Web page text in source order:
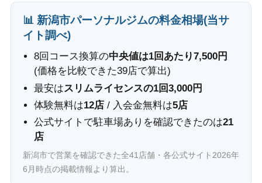
📊 新潟市パーソナルジムの料金相場(当サ
イト調べ)
8回コース換算の中央値は1回あたり7,500円
(価格を比較できた39店で算出)
最安はスリムライセンスの1回3,000円
体験無料は12店/ 入会金無料は5店
公式サイトで駐車場ありを確認できたのは21
店
新潟市で営業を確認できた全41店舗・各公式サイト2026年
6月時点の掲載情報より算出。